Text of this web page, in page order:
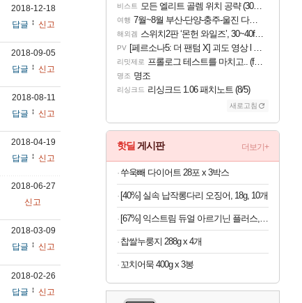
2018-12-18
답글
신고
2018-09-05
답글
신고
2018-08-11
답글
신고
2018-04-19
답글
신고
2018-06-27
신고
2018-03-09
답글
신고
2018-02-26
답글
신고
비스트 모든 엘리트 골렘 위치 공략 (30개) - 방랑 결투가
여행 7월~8월 부산-단양-충주-울진 다녀왔어요~
해외겜 스위치2판 ‘몬헌 와일즈’, 30~40fps 목표 추정
PV [페르소나5: 더 팬텀 X] 괴도 영상 l 타카마키 안·댄싱 스타
리밋제로 프롤로그 테스트를 마치고.. (feat. 리아)
명조 명조
리싱크드 리싱크드 1.06 패치노트 (8/5)
새로고침
핫딜 게시판 더보기+
쑤욱빼 다이어트 28포 x 3박스
[40%] 실속 납작롱다리 오징어, 18g, 10개
[67%] 익스트림 듀얼 아르기닌 플러스, 120정, 1개
찹쌀누룽지 288g x 4개
꼬치어묵 400g x 3봉